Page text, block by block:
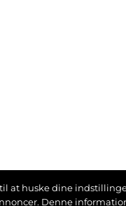
at huske dine
Denne